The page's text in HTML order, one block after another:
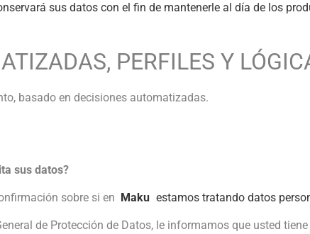
sus datos con el fin de mantenerle al día de los
PERFILES Y
basado en decisiones automatizadas.
sus datos?
sobre si en Maku estamos tratando datos
de Protección de Datos, le informamos que usted